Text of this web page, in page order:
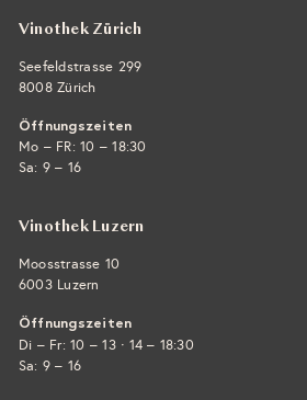
Vinothek Zürich
Seefeldstrasse 299
8008 Zürich
Öffnungszeiten
Mo – FR: 10 – 18:30
Sa: 9 – 16
Vinothek Luzern
Moosstrasse 10
6003 Luzern
Öffnungszeiten
Di – Fr: 10 – 13 · 14 – 18:30
Sa: 9 – 16